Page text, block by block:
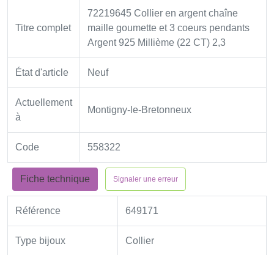
Titre complet
72219645 Collier en argent chaîne
maille goumette et 3 coeurs pendants
Argent 925 Millième (22 CT) 2,3
État d'article Neuf
Actuellement
à
Montigny-le-Bretonneux
Code 558322
Fiche technique Signaler une erreur
Référence 649171
Type bijoux Collier